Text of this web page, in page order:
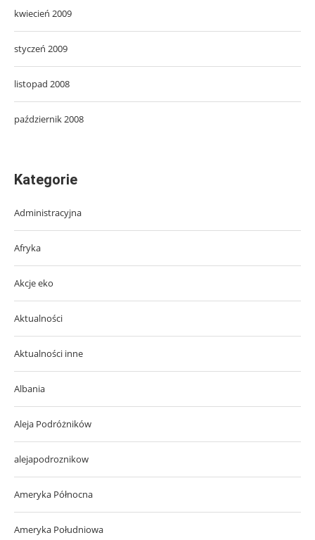
kwiecień 2009
styczeń 2009
listopad 2008
październik 2008
Kategorie
Administracyjna
Afryka
Akcje eko
Aktualności
Aktualności inne
Albania
Aleja Podróżników
alejapodroznikow
Ameryka Północna
Ameryka Południowa